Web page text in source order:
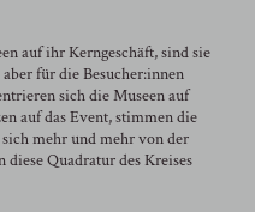
auf ihr Kerngeschäft, sind sie
für die Besucher:innen
sich die Museen auf
auf das Event, stimmen die
mehr und mehr von der
Quadratur des Kreises